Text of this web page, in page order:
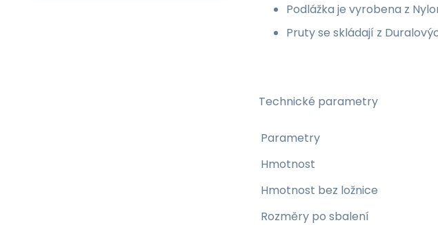
Podlážka je vyrobena z
Pruty se skládají z
Technické parametry
Parametry
Hmotnost
Hmotnost bez ložnice
Rozměry po sbalení